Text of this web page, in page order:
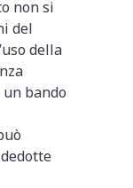
non si
del
della
bando